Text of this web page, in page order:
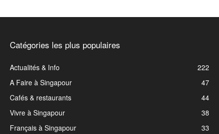
Catégories les plus populaires
Actualités & Info
222
A Faire à Singapour
47
Cafés & restaurants
44
Vivre à Singapour
38
Français à Singapour
33